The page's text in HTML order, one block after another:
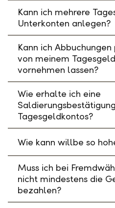
Kann ich mehrere
Unterkonten anlegen?
Kann ich
von meinem
vornehmen lassen?
Wie erhalte ich eine
Tagesgeldkontos?
Wie kann willbe so
Muss ich bei
nicht mindestens die
bezahlen?